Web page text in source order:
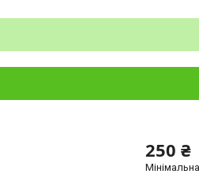
250 ₴